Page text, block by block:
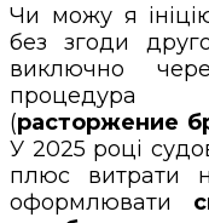
Чи можу я
без згоди
виключно
(расторжение
У 2025 році
плюс витрати
оформлювати